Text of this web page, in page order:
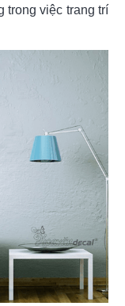
trong việc trang trí